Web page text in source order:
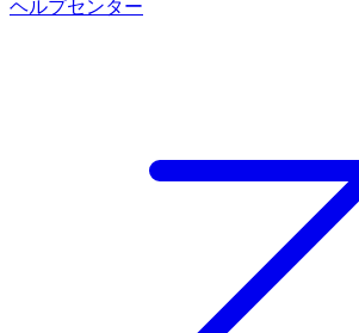
ヘルプセンター